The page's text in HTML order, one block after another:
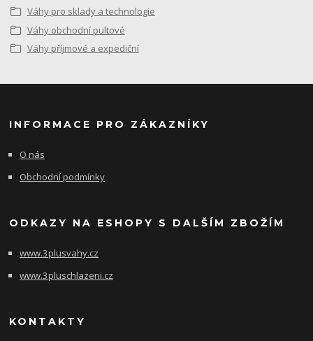
Váhy pro sklady a technologie
Váhy obchodní pultové
Váhy příjmové a expediční
INFORMACE PRO ZÁKAZNÍKY
O nás
Obchodní podmínky
ODKAZY NA ESHOPY S DALŠÍM ZBOŽÍM
www.3plusvahy.cz
www.3pluschlazeni.cz
KONTAKTY